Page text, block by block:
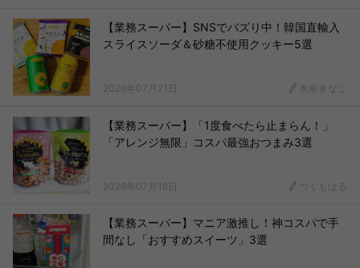
【業務スーパー】SNSでバズり中！韓国直輸入
スライスソーダ＆砂糖不使用クッキー5選
2026年07月21日 木南きなこ
【業務スーパー】「1度食べたら止まらん！」
「アレンジ無限」コスパ最強おつまみ3選
2026年07月18日 つくもはる
【業務スーパー】マニア激推し！神コスパで手
間なし「おすすめスイーツ」3選